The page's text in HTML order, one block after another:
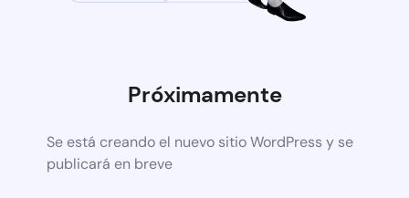
Próximamente
Se está creando el nuevo sitio WordPress y se
publicará en breve